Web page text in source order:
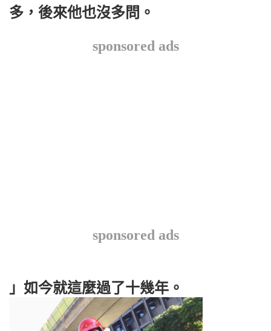
多，後來他也沒多問。
sponsored ads
sponsored ads
」如今就這麼過了十幾年。